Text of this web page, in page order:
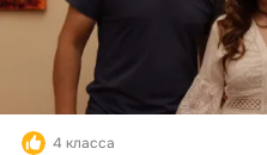
4 класса